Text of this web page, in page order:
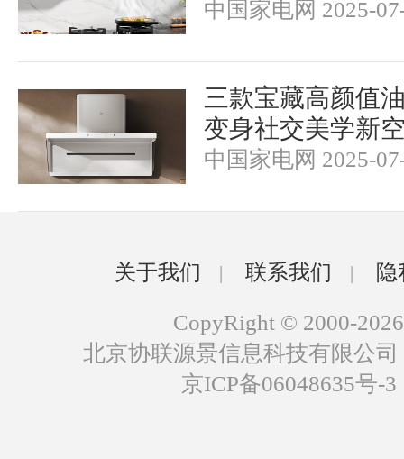
中国家电网 2025-
三款宝藏高颜值
变身社交美学新
中国家电网 2025-
关于我们 | 联系我们 |
CopyRight © 2000-2026
北京协联源景信息科技有限公
京ICP备06048635号-3